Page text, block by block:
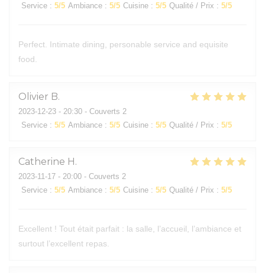
Service : 5/5 Ambiance : 5/5 Cuisine : 5/5 Qualité / Prix : 5/5
Perfect. Intimate dining, personable service and equisite
food.
Olivier B
2023-12-23 - 20:30 - Couverts 2
Service : 5/5 Ambiance : 5/5 Cuisine : 5/5 Qualité / Prix : 5/5
Catherine H
2023-11-17 - 20:00 - Couverts 2
Service : 5/5 Ambiance : 5/5 Cuisine : 5/5 Qualité / Prix : 5/5
Excellent ! Tout était parfait : la salle, l’accueil, l’ambiance et
surtout l’excellent repas.